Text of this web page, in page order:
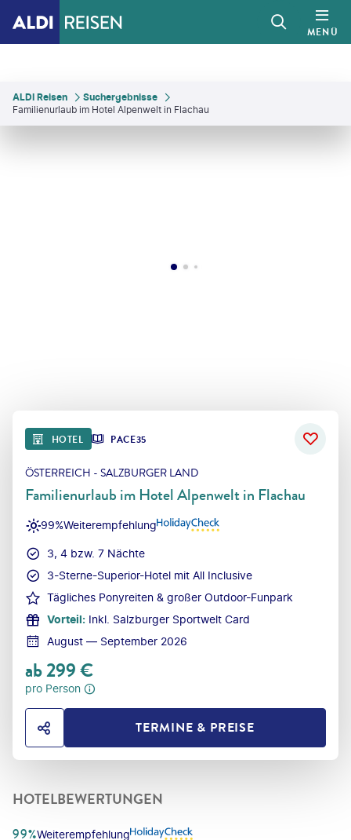
MENÜ
ALDI Reisen
Suchergebnisse
Familienurlaub im Hotel Alpenwelt in Flachau
HOTEL PACE35
ÖSTERREICH - SALZBURGER LAND
Familienurlaub im Hotel Alpenwelt in Flachau
Weiterempfehlung
99%
3, 4 bzw. 7 Nächte
3-Sterne-Superior-Hotel mit All Inclusive
Tägliches Ponyreiten & großer Outdoor-Funpark
Vorteil: Inkl. Salzburger Sportwelt Card
August — September 2026
ab299€
pro Person
HOTEL TEILENTERMINE & PREISE
HOTELBEWERTUNGEN
Weiterempfehlung
99%